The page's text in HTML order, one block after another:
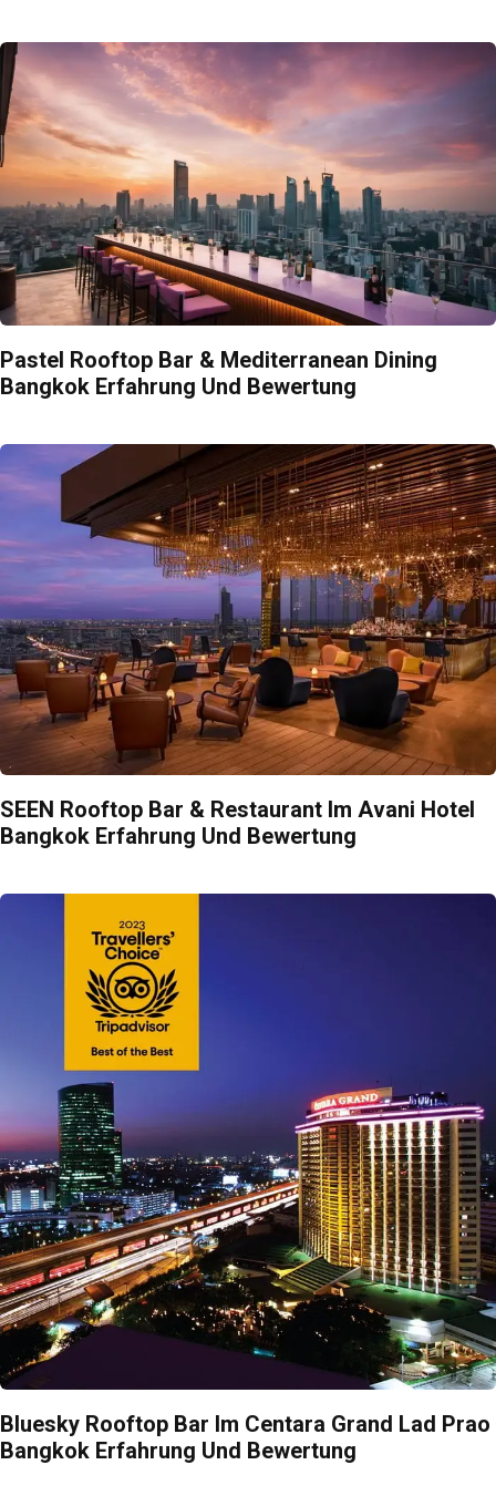
Pastel Rooftop Bar & Mediterranean Dining
Bangkok Erfahrung Und Bewertung
SEEN Rooftop Bar & Restaurant Im Avani Hotel
Bangkok Erfahrung Und Bewertung
Bluesky Rooftop Bar Im Centara Grand Lad Prao
Bangkok Erfahrung Und Bewertung